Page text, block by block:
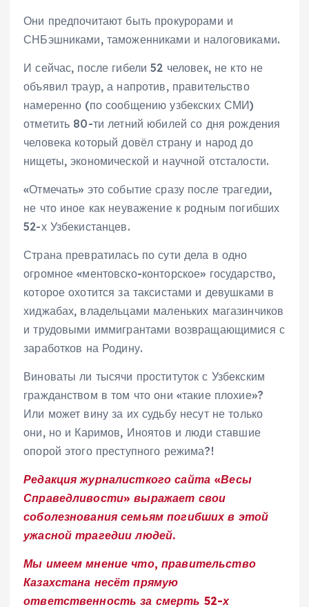
Они предпочитают быть прокурорами и
СНБэшниками, таможенниками и налоговиками.
И сейчас, после гибели 52 человек, не кто не
объявил траур, а напротив, правительство
намеренно (по сообщению узбекских СМИ)
отметить 80-ти летний юбилей со дня рождения
человека который довёл страну и народ до
нищеты, экономической и научной отсталости.
«Отмечать» это событие сразу после трагедии,
не что иное как неуважение к родным погибших
52-х Узбекистанцев.
Страна превратилась по сути дела в одно
огромное «ментовско-конторское» государство,
которое охотится за таксистами и девушками в
хиджабах, владельцами маленьких магазинчиков
и трудовыми иммигрантами возвращающимися с
заработков на Родину.
Виноваты ли тысячи проституток с Узбекским
гражданством в том что они «такие плохие»?
Или может вину за их судьбу несут не только
они, но и Каримов, Иноятов и люди ставшие
опорой этого преступного режима?!
Редакция журналисткого сайта «Весы
Справедливости» выражает свои
соболезнования семьям погибших в этой
ужасной трагедии людей.
Мы имеем мнение что, правительство
Казахстана несёт прямую
ответственность за смерть 52-х